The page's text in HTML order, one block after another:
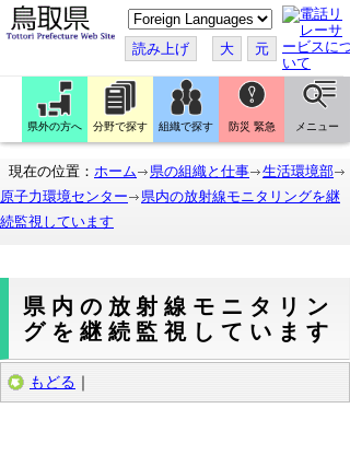
こ
の
ペ
ー
ジ
翻
訳
す
読み上げ 大 元
県外の方へ 分野で探す 組織で探す 防災 緊急 メニュー
現在の位置： ホーム 県の組織と仕事
生活環境部
原子力環境センター
県内の放射線モニタリングを継
続監視しています
県内の放射線モニタリン
グを継続監視しています
もどる ｜